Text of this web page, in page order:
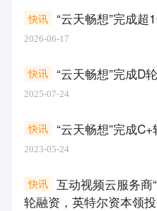
“云天畅想”完成超
快讯
2026-06-17
“云天畅想”完成D
快讯
2025-07-24
“云天畅想”完成
快讯
2023-05-24
互动视频云服务商
轮融资，英特尔资本领投
快讯